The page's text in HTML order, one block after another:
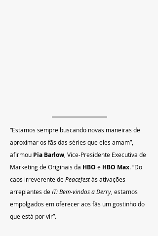
“Estamos sempre buscando novas maneiras de
aproximar os fãs das séries que eles amam”,
afirmou Pia Barlow , Vice-Presidente Executiva de
Marketing de Originais da HBO e HBO Max. “Do
caos irreverente de Peacefest às ativações
arrepiantes de IT: Bem-vindos a Derry , estamos
empolgados em oferecer aos fãs um gostinho do
que está por vir”.